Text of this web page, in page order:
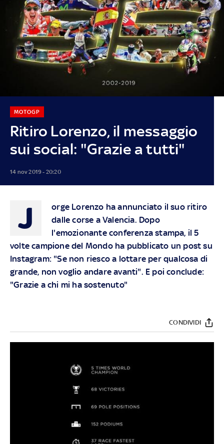
Ritiro Lorenzo, il messaggio
sui social: "Grazie a tutti"
MOTOGP
14 nov 2019 - 20:20
J
orge Lorenzo ha annunciato il suo ritiro
dalle corse a Valencia. Dopo
l'emozionante conferenza stampa, il 5
volte campione del Mondo ha pubblicato un post su
Instagram: "Se non riesco a lottare per qualcosa di
grande, non voglio andare avanti". E poi conclude:
"Grazie a chi mi ha sostenuto"
CONDIVIDI